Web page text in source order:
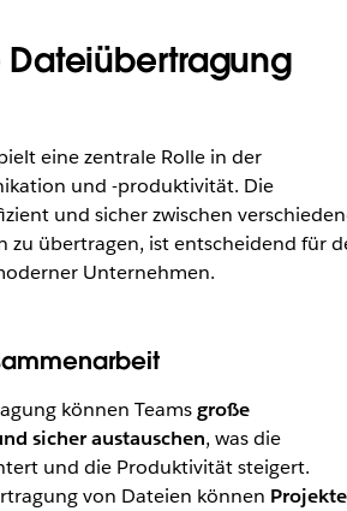
Dateiübertragung
eine zentrale Rolle in der
und -produktivität. Die
und sicher zwischen
zu übertragen, ist entscheidend für
Unternehmen.
können Teamsgroße
sicher austauschen, was die
und die Produktivität steigert.
von Dateien können Projekte